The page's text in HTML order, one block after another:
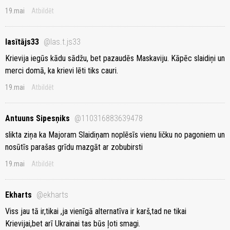
19.mai Atbildēt
lasītājs33 @las.t.js33
Krievija iegūs kādu sādžu, bet pazaudēs Maskaviju. Kāpēc slaidiņi un
merci domā, ka krievi lēti tiks cauri.
19.mai Atbildēt
Antuuns Sipesņiks @110316883639478
slikta ziņa ka Majoram Slaidiņam noplēsīs vienu ličku no pagoniem un
nosūtīs parašas grīdu mazgāt ar zobubirsti
19.mai Atbildēt
Ekharts @ekharts
Viss jau tā ir,tikai ,ja vienīgā alternatīva ir karš,tad ne tikai
Krievijai,bet arī Ukrainai tas būs ļoti smagi.